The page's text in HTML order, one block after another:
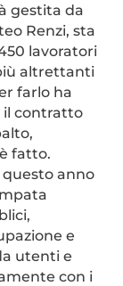
gestita da
Renzi, sta
lavoratori
altrettanti
farlo ha
il contratto
fatto.
questo anno
e
utenti e
con i